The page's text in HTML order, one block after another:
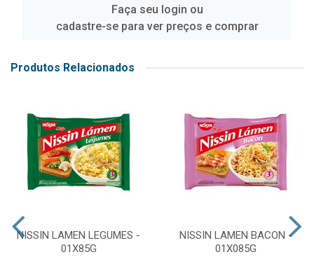
Faça seu login ou
cadastre-se para ver preços e comprar
Produtos Relacionados
NISSIN LAMEN LEGUMES -
01X85G
NISSIN LAMEN BACON -
01X085G